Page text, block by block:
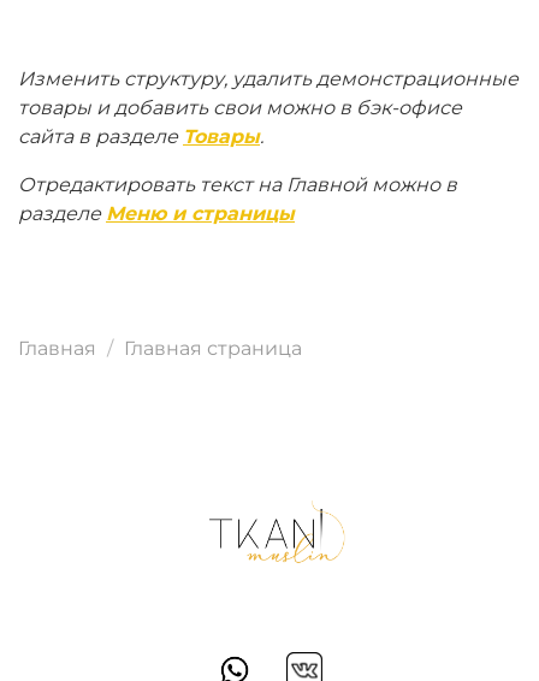
Изменить структуру, удалить демонстрационные
товары и добавить свои можно в бэк-офисе
сайта в разделе Товары.
Отредактировать текст на Главной можно в
разделе Меню и страницы
Главная Главная страница